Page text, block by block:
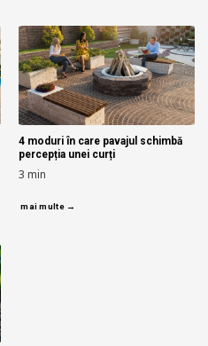
4 moduri în care pavajul schimbă
percepția unei curți
3 min
mai multe →